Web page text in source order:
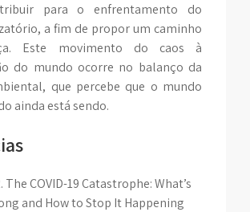
para o enfrentamento do
a fim de propor um caminho
Este movimento do caos à
do mundo ocorre no balanço da
que percebe que o mundo
ainda está sendo.
The COVID-19 Catastrophe: What’s
and How to Stop It Happening